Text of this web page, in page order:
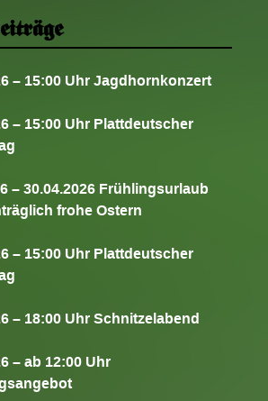
– 15:00 Uhr Jagdhornkonzert
– 15:00 Uhr Plattdeutscher
– 30.04.2026 Frühlingsurlaub
frohe Ostern
– 15:00 Uhr Plattdeutscher
– 18:00 Uhr Schnitzelabend
– ab 12:00 Uhr